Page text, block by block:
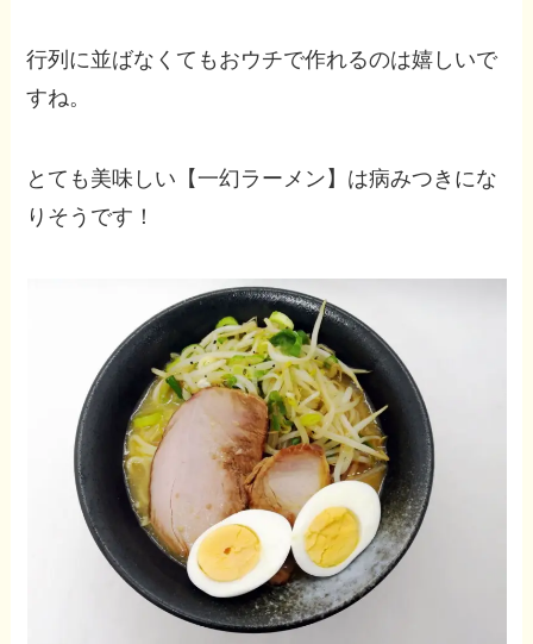
行列に並ばなくてもおウチで作れるのは嬉しいで
すね。
とても美味しい【一幻ラーメン】は病みつきにな
りそうです！